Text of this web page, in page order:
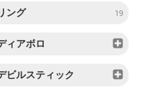
ング 19
ィアボロ
ビルスティック